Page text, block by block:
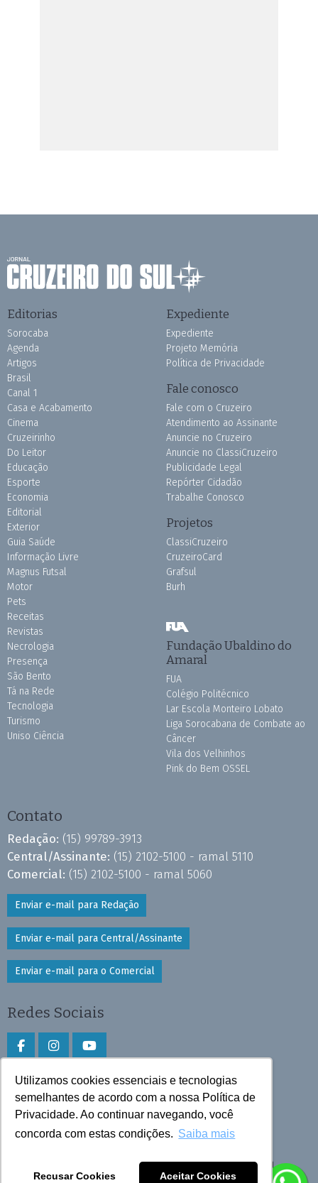
Utilizamos cookies essenciais e tecnologias
semelhantes de acordo com a nossa Política de
Privacidade. Ao continuar navegando, você
concorda com estas condições. Saiba mais
Recusar Cookies Aceitar Cookies
Editorias
Sorocaba
Agenda
Artigos
Brasil
Canal 1
Casa e Acabamento
Cinema
Cruzeirinho
Do Leitor
Educação
Esporte
Economia
Editorial
Exterior
Guia Saúde
Informação Livre
Magnus Futsal
Motor
Pets
Receitas
Revistas
Necrologia
Presença
São Bento
Tá na Rede
Tecnologia
Turismo
Uniso Ciência
Expediente
Expediente
Projeto Memória
Política de Privacidade
Fale conosco
Fale com o Cruzeiro
Atendimento ao Assinante
Anuncie no Cruzeiro
Anuncie no ClassiCruzeiro
Publicidade Legal
Repórter Cidadão
Trabalhe Conosco
Projetos
ClassiCruzeiro
CruzeiroCard
Grafsul
Burh
Fundação Ubaldino do
Amaral
FUA
Colégio Politécnico
Lar Escola Monteiro Lobato
Liga Sorocabana de Combate ao
Câncer
Vila dos Velhinhos
Pink do Bem OSSEL
Contato
Redação: (15) 99789-3913
Central/Assinante: (15) 2102-5100 - ramal 5110
Comercial: (15) 2102-5100 - ramal 5060
Enviar e-mail para Redação
Enviar e-mail para Central/Assinante
Enviar e-mail para o Comercial
Redes Sociais
Faça download do aplicativo
Play Store e App Store
Todos os direitos reservados © 2025 Cruzeiro do Sul